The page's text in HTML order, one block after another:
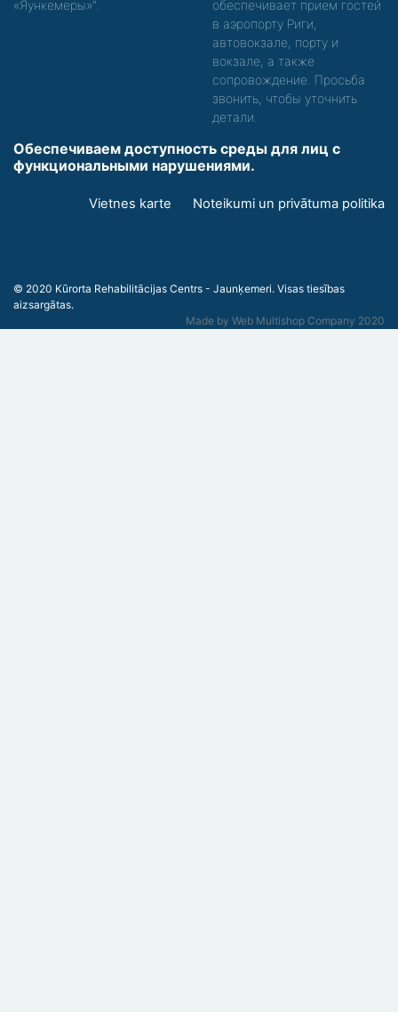
«Яункемеры»".
обеспечивает прием гостей
в аэропорту Риги,
автовокзале, порту и
вокзале, а также
сопровождение. Просьба
звонить, чтобы уточнить
детали.
Обеспечиваем доступность среды для лиц с
функциональными нарушениями.
Vietnes karte Noteikumi un privātuma politika
© 2020 Kūrorta Rehabilitācijas Centrs - Jaunķemeri. Visas tiesības
aizsargātas.
Made by Web Multishop Company 2020